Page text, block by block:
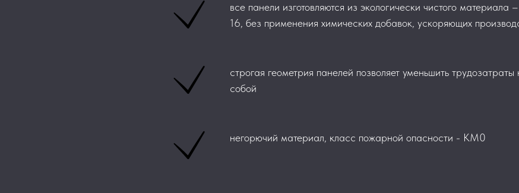
все панели изготовляются из экологически чистого
16, без применения химических добавок, ускоряющих
строгая геометрия панелей позволяет уменьшить
собой
негорючий материал, класс пожарной опасности - КМ0